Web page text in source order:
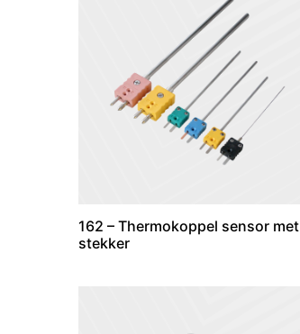
162 – Thermokoppel sensor met
stekker